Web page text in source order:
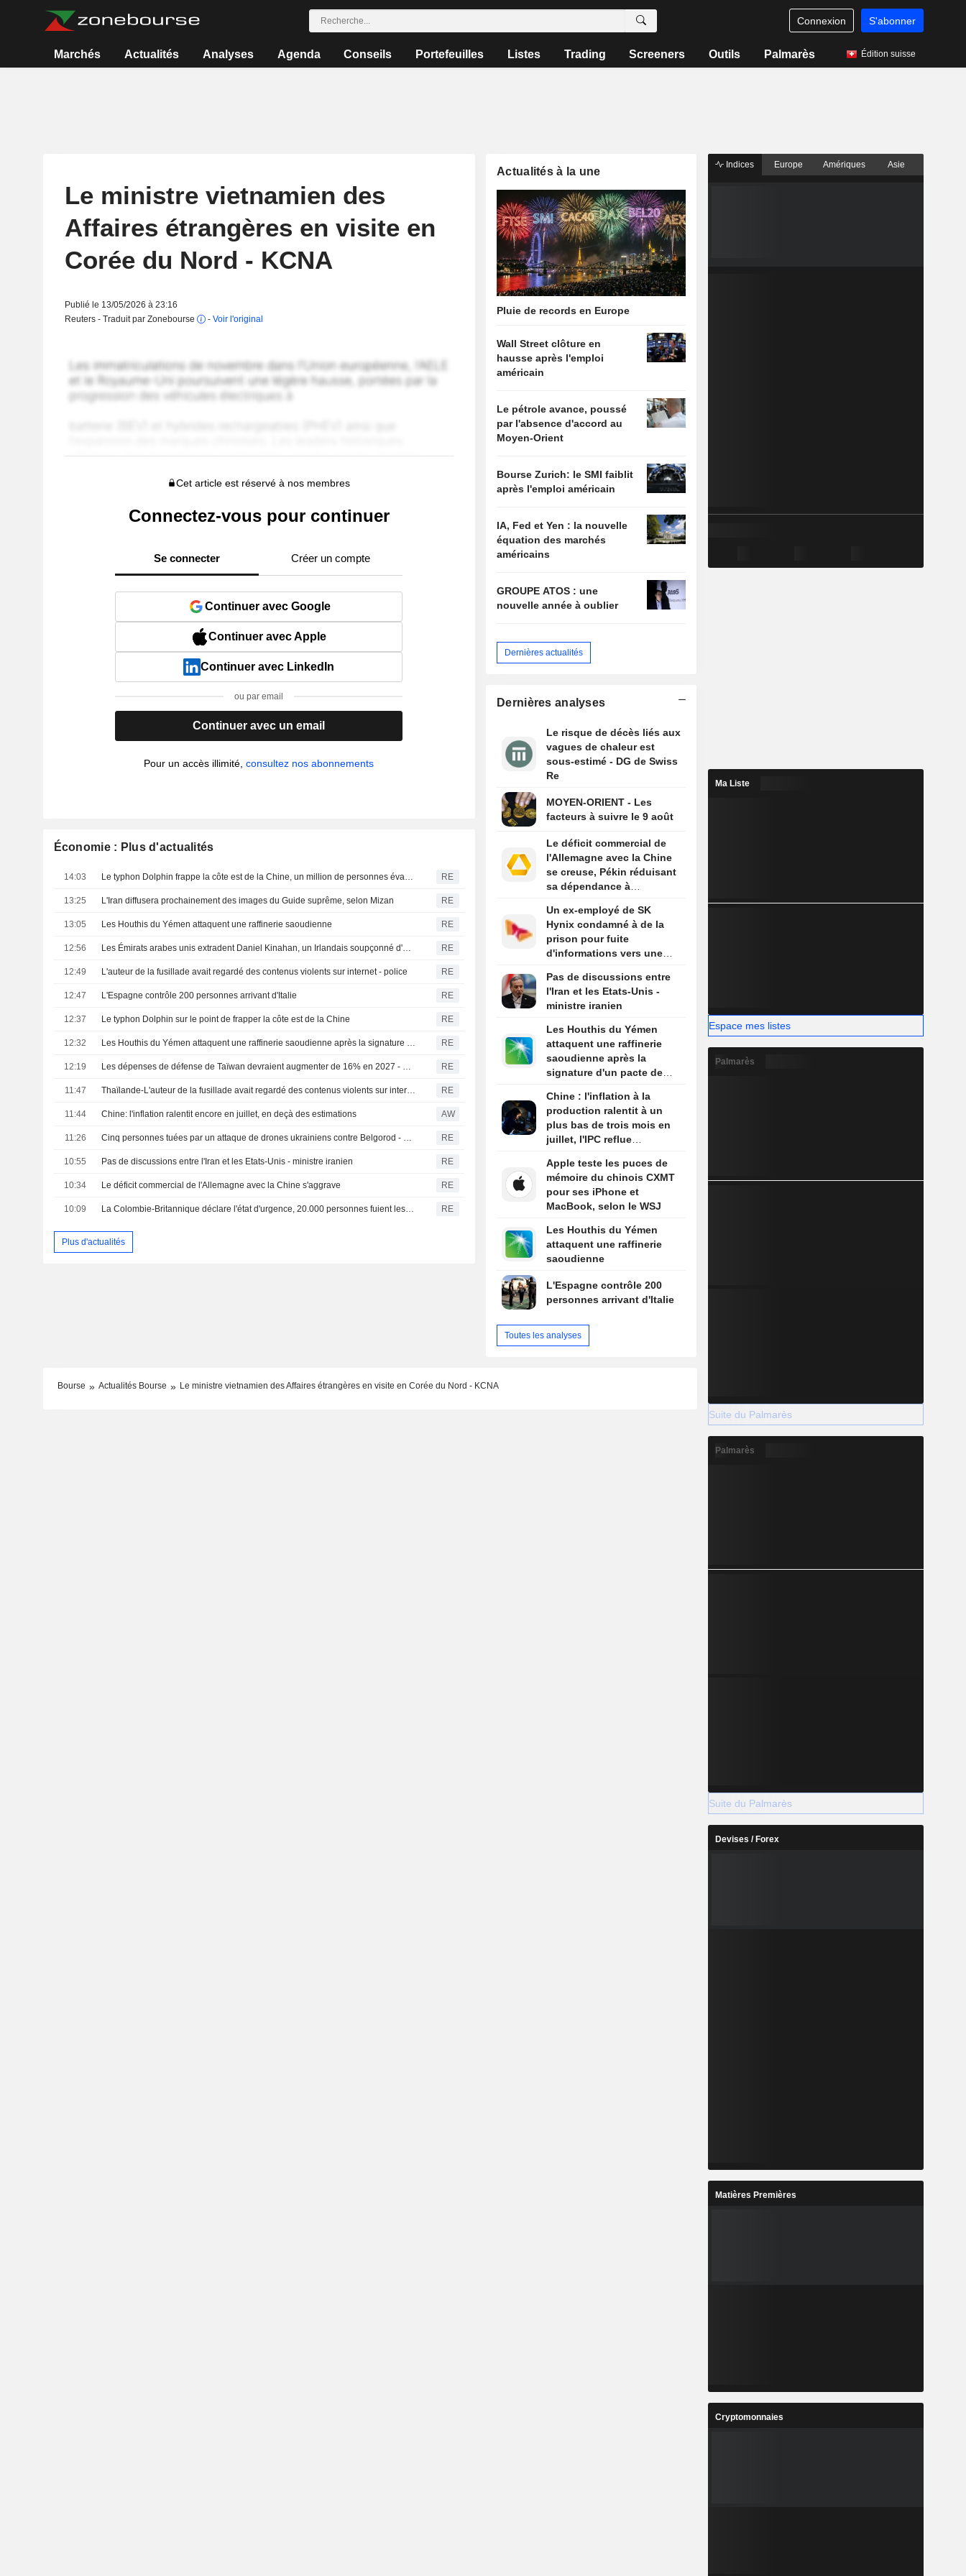
Connexion S'abonner
Marchés Actualités Analyses Agenda Conseils Portefeuilles Listes Trading Screeners Outils Palmarès Édition suisse
Le ministre vietnamien des
Affaires étrangères en visite en
Corée du Nord - KCNA
Publié le 13/05/2026 à 23:16
Reuters - Traduit par Zonebourse
- Voir l'original
Cet article est réservé à nos membres
Connectez-vous pour continuer
Se connecter Créer un compte
Continuer avec Google
Continuer avec Apple
Continuer avec LinkedIn
ou par email
Continuer avec un email
Pour un accès illimité,consultez nos abonnements
Économie : Plus d'actualités
14:03 Le typhon Dolphin frappe la côte est de la Chine, un million de personnes évacuées RE
13:25 L'Iran diffusera prochainement des images du Guide suprême, selon Mizan RE
13:05 Les Houthis du Yémen attaquent une raffinerie saoudienne RE
12:56 Les Émirats arabes unis extradent Daniel Kinahan, un Irlandais soupçonné d'être à la tête d'un gang criminel RE
12:49 L'auteur de la fusillade avait regardé des contenus violents sur internet - police RE
12:47 L'Espagne contrôle 200 personnes arrivant d'Italie RE
12:37 Le typhon Dolphin sur le point de frapper la côte est de la Chine RE
12:32 Les Houthis du Yémen attaquent une raffinerie saoudienne après la signature d'un pacte de défense par le Royaume RE
12:19 Les dépenses de défense de Taïwan devraient augmenter de 16% en 2027 - médias RE
11:47 Thaïlande-L'auteur de la fusillade avait regardé des contenus violents sur internet - police RE
11:44 Chine: l'inflation ralentit encore en juillet, en deçà des estimations AW
11:26 Cinq personnes tuées par un attaque de drones ukrainiens contre Belgorod - autorités russes RE
10:55 Pas de discussions entre l'Iran et les Etats-Unis - ministre iranien RE
10:34 Le déficit commercial de l'Allemagne avec la Chine s'aggrave RE
10:09 La Colombie-Britannique déclare l'état d'urgence, 20.000 personnes fuient les flammes RE
Plus d'actualités
Actualités à la une
Pluie de records en Europe
Wall Street clôture en
hausse après l'emploi
américain
Le pétrole avance, poussé
par l'absence d'accord au
Moyen-Orient
Bourse Zurich: le SMI faiblit
après l'emploi américain
IA, Fed et Yen : la nouvelle
équation des marchés
américains
GROUPE ATOS : une
nouvelle année à oublier
Dernières actualités
Dernières analyses
Le risque de décès liés aux
vagues de chaleur est
sous-estimé - DG de Swiss
Re
MOYEN-ORIENT - Les
facteurs à suivre le 9 août
Le déficit commercial de
l'Allemagne avec la Chine
se creuse, Pékin réduisant
sa dépendance à
Un ex-employé de SK
Hynix condamné à de la
prison pour fuite
d'informations vers une
Yonhap
Pas de discussions entre
l'Iran et les Etats-Unis -
ministre iranien
Les Houthis du Yémen
attaquent une raffinerie
saoudienne après la
signature d'un pacte de
Chine : l'inflation à la
production ralentit à un
plus bas de trois mois en
juillet, l'IPC reflue
Apple teste les puces de
mémoire du chinois CXMT
pour ses iPhone et
MacBook, selon le WSJ
Les Houthis du Yémen
attaquent une raffinerie
saoudienne
L'Espagne contrôle 200
personnes arrivant d'Italie
Toutes les analyses
Bourse Actualités Bourse Le ministre vietnamien des Affaires étrangères en visite en Corée du Nord - KCNA
Indices Europe Amériques Asie
Ma Liste
Espace mes listes
Palmarès
Suite du Palmarès
Palmarès
Suite du Palmarès
Devises / Forex
Matières Premières
Cryptomonnaies